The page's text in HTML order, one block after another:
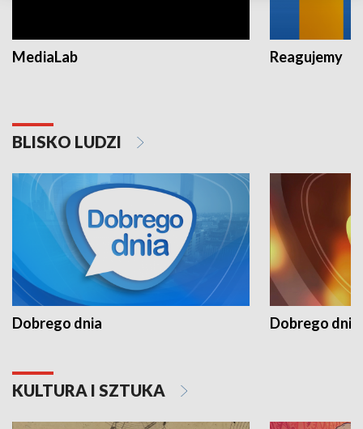
MediaLab Reagujemy
BLISKO LUDZI
Dobrego dnia Dobrego dnia
KULTURA I SZTUKA